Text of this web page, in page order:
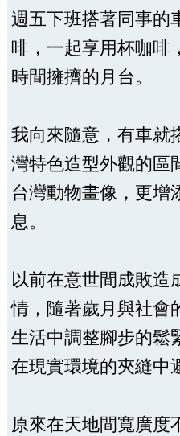
週五下班搭著同事的
啡，一起享用杯咖啡
時間擁擠的月台。
我向來隨意，有車就
灣特色造型外觀的區
台灣動物畫像，更增
息。
以前在意世間成敗造
情，隨著歲月與社會
生活中調整腳步的鬆
在現實環境的夾縫中
原來在天地間寬廣度